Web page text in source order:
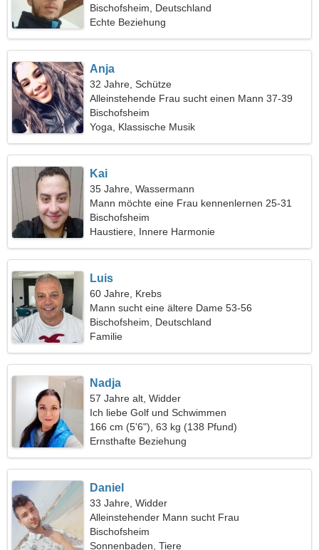
Bischofsheim, Deutschland
Echte Beziehung
Anja
32 Jahre, Schütze
Alleinstehende Frau sucht einen Mann 37-39
Bischofsheim
Yoga, Klassische Musik
Kai
35 Jahre, Wassermann
Mann möchte eine Frau kennenlernen 25-31
Bischofsheim
Haustiere, Innere Harmonie
Luis
60 Jahre, Krebs
Mann sucht eine ältere Dame 53-56
Bischofsheim, Deutschland
Familie
Nadja
57 Jahre alt, Widder
Ich liebe Golf und Schwimmen
166 cm (5'6"), 63 kg (138 Pfund)
Ernsthafte Beziehung
Daniel
33 Jahre, Widder
Alleinstehender Mann sucht Frau
Bischofsheim
Sonnenbaden, Tiere